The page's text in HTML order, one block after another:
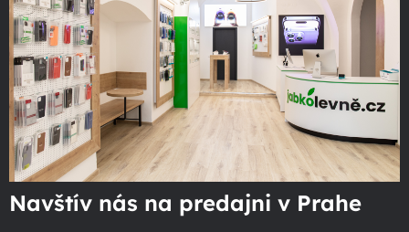
Navštív nás na predajni v Prahe